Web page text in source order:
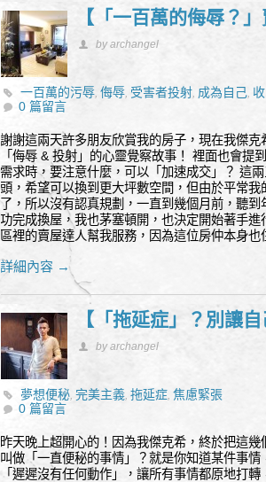
【「一百萬的侮辱？
by archangel
一百萬的污辱,侮辱, 受害者投射, 成為自己,
0 篇留言
謝謝這兩天許多朋友欣賞我的房子，現在我傑
「侮辱 & 投射」的心靈覺察故事！ 裡面也會提
需求時，要注意什麼，可以「加速成交」？ 這
頭，希望可以換到更大坪數空間，但由於平常
了，所以沒有認真規劃，一直到幾個月前，聽
功完成換屋，我也茅塞頓開，也決定開始著手
區裡的賣屋達人幫我服務，因為這位房仲本身
詳細內容 →
【「拖延症」？別讓
by archangel
夢想便秘,完美主義,拖延症,焦慮緊張
0 篇留言
昨天晚上超開心的！因為我傑克希，終於把這
叫做「一直便秘的事情」？就是你知道某件事
「遲遲沒有任何動作」，讓所有事情都原地打